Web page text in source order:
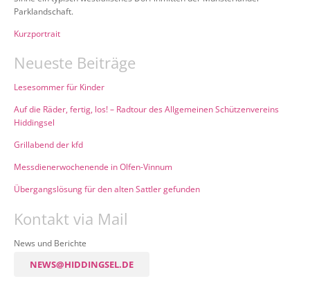
Parklandschaft.
Kurzportrait
Neueste Beiträge
Lesesommer für Kinder
Auf die Räder, fertig, los! – Radtour des Allgemeinen Schützenvereins
Hiddingsel
Grillabend der kfd
Messdienerwochenende in Olfen-Vinnum
Übergangslösung für den alten Sattler gefunden
Kontakt via Mail
News und Berichte
NEWS@HIDDINGSEL.DE